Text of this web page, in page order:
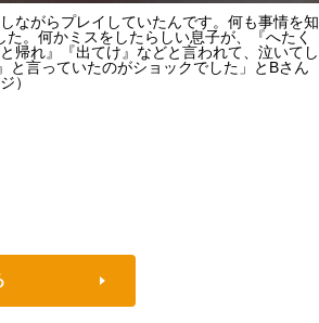
ながらプレイしていたんです。何も事情を知
。何かミスをしたらしい息子が、『へたく
帰れ』『出てけ』などと言われて、泣いてし
と言っていたのがショックでした」とBさん
）